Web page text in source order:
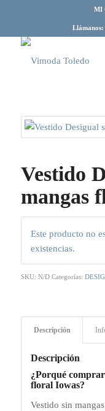
MI
Vestido
mangas
Este producto no
existencias.
SKU: N/D Categorías:
Descripción
Descripción
¿Porqué
floral Iowas?
Vestido sin